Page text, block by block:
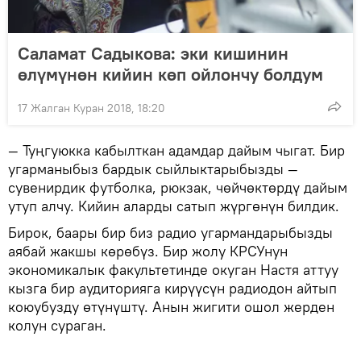
Саламат Садыкова: эки кишинин
өлүмүнөн кийин көп ойлончу болдум
17 Жалган Куран 2018, 18:20
— Туңгуюкка кабылткан адамдар дайым чыгат. Бир
угарманыбыз бардык сыйлыктарыбызды —
сувенирдик футболка, рюкзак, чөйчөктөрдү дайым
утуп алчу. Кийин аларды сатып жүргөнүн билдик.
Бирок, баары бир биз радио угармандарыбызды
аябай жакшы көрөбүз. Бир жолу КРСУнун
экономикалык факультетинде окуган Настя аттуу
кызга бир аудиторияга кирүүсүн радиодон айтып
коюубузду өтүнүштү. Анын жигити ошол жерден
колун сураган.